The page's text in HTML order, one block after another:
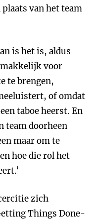
van het team
is het is, aldus
makkelijk voor
te brengen,
of omdat
taboe heerst. En
team doorheen
maar om te
hoe die rol het
zich
Things Done-